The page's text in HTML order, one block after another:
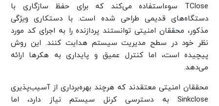
TClose سوءاستفاده می‌کند که برای حفظ سازگاری با
دستگاه‌های قدیمی طراحی شده است. با دستکاری ویژگی
مذکور، محققان امنیتی توانستند پردازنده را به اجرای کد مورد
نظر خود در سطح مدیریت سیستم هدایت کنند. این روش
پیچیده است، اما کنترل عمیق و پایداری به هکرها ارائه
می‌دهد.
محققان امنیتی معتقدند که هرچند بهره‌برداری از آسیب‌پذیری
Sinkclose به دسترسی کرنل سیستم نیاز دارد، اما